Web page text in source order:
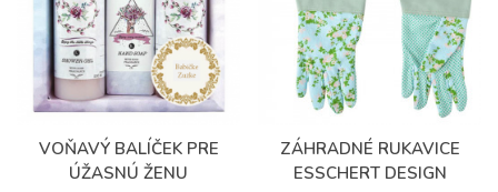
VOŇAVÝ BALÍČEK PRE
ÚŽASNÚ ŽENU
ZÁHRADNÉ RUKAVICE
ESSCHERT DESIGN